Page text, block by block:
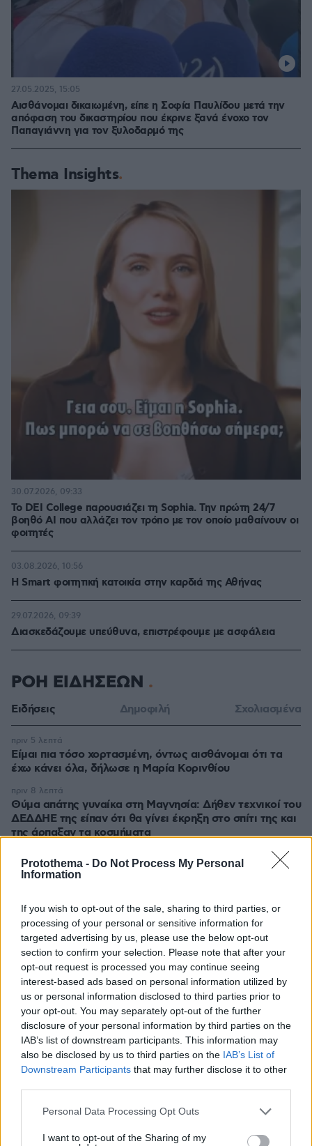
Protothema - Do Not Process My Personal
Information
If you wish to opt-out of the sale, sharing to third parties, or
processing of your personal or sensitive information for
targeted advertising by us, please use the below opt-out
section to confirm your selection. Please note that after your
opt-out request is processed you may continue seeing
interest-based ads based on personal information utilized by
us or personal information disclosed to third parties prior to
your opt-out. You may separately opt-out of the further
disclosure of your personal information by third parties on the
IAB’s list of downstream participants. This information may
also be disclosed by us to third parties on the IAB’s List of
Downstream Participants that may further disclose it to other
Please note that this website/app uses one or more Google
not limited to your visit or usage behaviour. You may click to
Personal Data Processing Opt Outs
I want to opt-out of the Sharing of my
Αισθάνομαι δικαιωμένη, είπε η Σοφία Παυλίδου μετά την
απόφαση του δικαστηρίου που έκρινε ξανά ένοχο τον
Παπαγιάννη για τον ξυλοδαρμό της
27.05.2025, 15:05
Thema Insights
Το DEI College παρουσιάζει τη Sophia. Την πρώτη 24/7
βοηθό AI που αλλάζει τον τρόπο με τον οποίο μαθαίνουν οι
φοιτητές
30.07.2026, 09:33
Η Smart φοιτητική κατοικία στην καρδιά της Αθήνας
03.08.2026, 10:56
Διασκεδάζουμε υπεύθυνα, επιστρέφουμε με ασφάλεια
29.07.2026, 09:39
ΡΟΗ ΕΙΔΗΣΕΩΝ
Ειδήσεις Δημοφιλή Σχολιασμένα
Είμαι πια τόσο χορτασμένη, όντως αισθάνομαι ότι τα
έχω κάνει όλα, δήλωσε η Μαρία Κορινθίου
πριν 5 λεπτά
Θύμα απάτης γυναίκα στη Μαγνησία: Δήθεν τεχνικοί του
ΔΕΔΔΗΕ της είπαν ότι θα γίνει έκρηξη στο σπίτι της και
της άρπαξαν τα κοσμήματα
πριν 8 λεπτά
Οικογενειακή φωτογραφία για τον έναν χρόνο από τον
θάνατο της Λένας Σαμαρά δημοσίευσε ο αδερφός της,
«Το σπασμένο είναι πιο αρρενωπό»: Ρώσοι
καταστρέφουν τα πανάκριβα iPhone 17 για να δείχνουν
«πιο άνδρες» (vid)
πριν 10 λεπτά
«Ξυπνούσε έως και εφτά φορές την νύχτα»: Η περίεργη
συνήθεια του Τζο Μπάιντεν πριν διαγνωστεί με καρκίνο
του προστάτη
πριν 11 λεπτά
Η απουσία μέσα στη νύχτα και η λεπτομέρεια στα
μηνύματα: Πώς η σύζυγος του Αφγανού ξεκίνησε να τον
υποπτεύεται για τη δολοφονία της Βρετανίδας στην
πριν 17 λεπτά
ΥΠΑΑΤ: Αποζημιώσεις 38,1 εκατ. ευρώ σε